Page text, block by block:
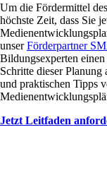
Um die Fördermittel
höchste Zeit, dass Sie
unserFörderpartner
Bildungsexperten
Schritte dieser
und praktischen Tipps
Jetzt Leitfaden